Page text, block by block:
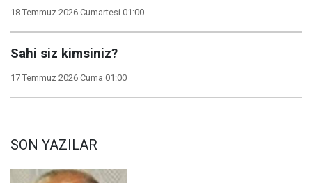
18 Temmuz 2026 Cumartesi 01:00
Sahi siz kimsiniz?
17 Temmuz 2026 Cuma 01:00
SON YAZILAR